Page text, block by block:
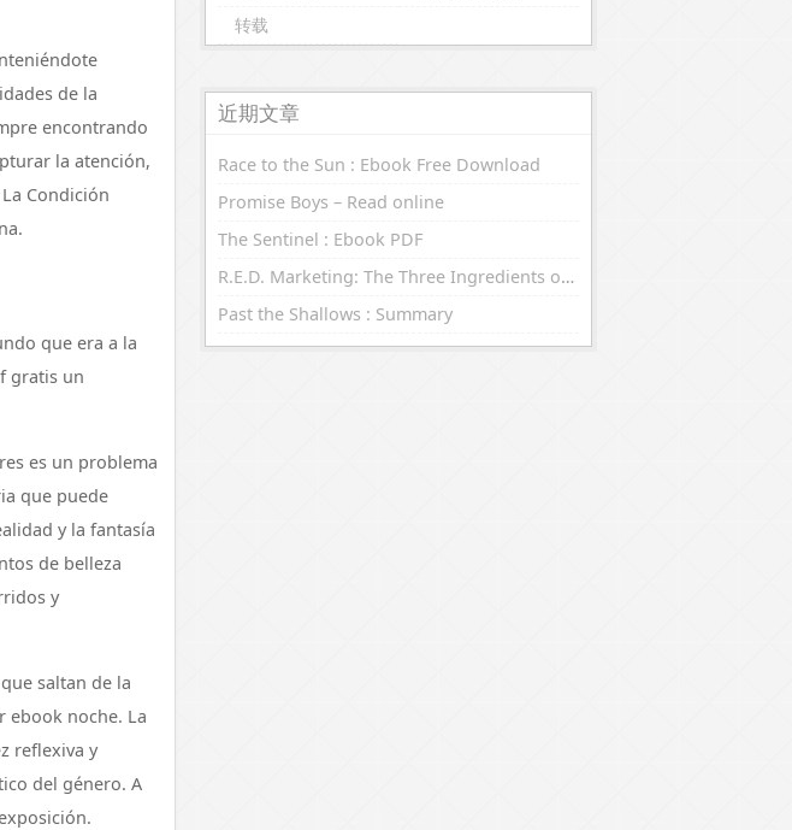
de la
encontrando
la atención,
Condición
que era a la
gratis un
es un problema
que puede
y la fantasía
de belleza
y
saltan de la
ebook noche. La
reflexiva y
del género. A
转载
近期文章
Race to the Sun : Ebook Free Download
Promise Boys – Read online
The Sentinel : Ebook PDF
R.E.D. Marketing: The Three Ingredients of Leading Brands : eBooks (EPUB, PDF)
Past the Shallows : Summary